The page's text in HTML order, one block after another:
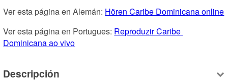
Ver esta página en Alemán: Hören Caribe Dominicana online
Ver esta página en Portugues: Reproduzir Caribe
Dominicana ao vivo
Descripción